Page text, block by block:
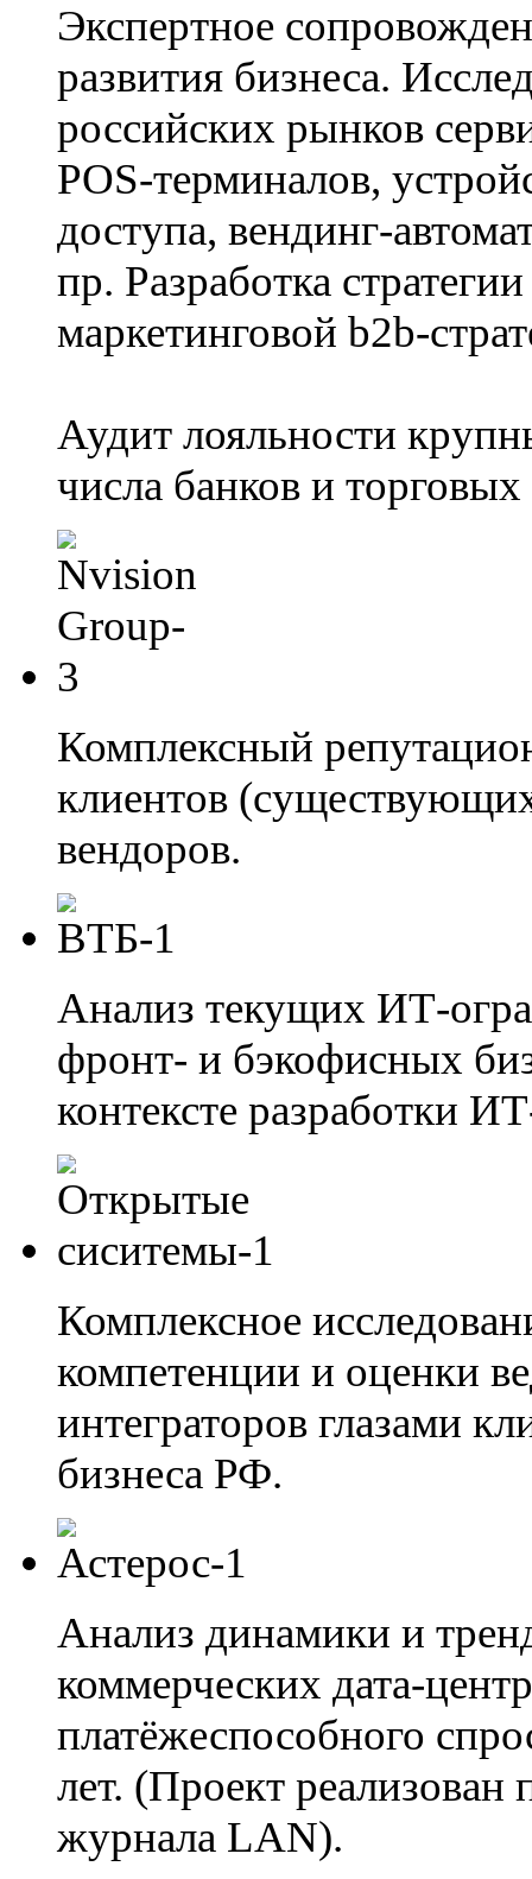
Экспертное
развития бизнеса.
российских рынков
POS-терминалов,
доступа, вендинг-
пр. Разработка
маркетинговой b2b-
Аудит лояльности
числа банков и торговых
Комплексный
клиентов
вендоров.
Анализ текущих ИТ-
фронт- и бэкофисных
контексте разработки
Комплексное
компетенции и оценки
интеграторов глазами
бизнеса РФ.
Анализ динамики и
коммерческих дата-
платёжеспособного
лет. (Проект
журнала LAN).